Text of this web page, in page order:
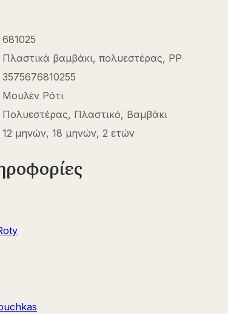
681025
Πλαστικά βαμβάκι, πολυεστέρας, PP
3575676810255
Μουλέν Ρότι
Πολυεστέρας, Πλαστικό, Βαμβάκι
12 μηνών, 18 μηνών, 2 ετών